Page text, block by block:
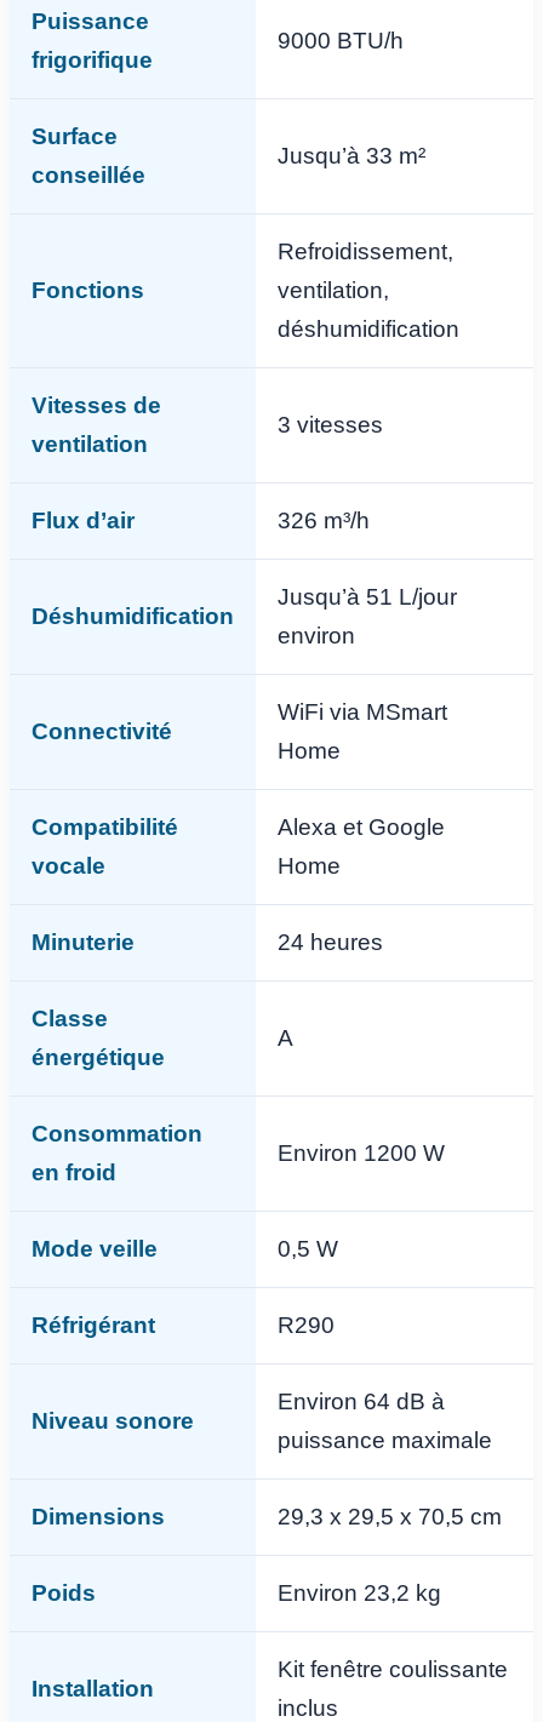
Puissance
frigorifique
9000 BTU/h
Surface
conseillée
Jusqu’à 33 m²
Fonctions
Refroidissement,
ventilation,
déshumidification
Vitesses de
ventilation
3 vitesses
Flux d’air 326 m³/h
Déshumidification
Jusqu’à 51 L/jour
environ
Connectivité
WiFi via MSmart
Home
Compatibilité
vocale
Alexa et Google
Home
Minuterie 24 heures
Classe
énergétique
A
Consommation
en froid
Environ 1200 W
Mode veille 0,5 W
Réfrigérant R290
Niveau sonore
Environ 64 dB à
puissance maximale
Dimensions 29,3 x 29,5 x 70,5 cm
Poids Environ 23,2 kg
Installation
Kit fenêtre coulissante
inclus